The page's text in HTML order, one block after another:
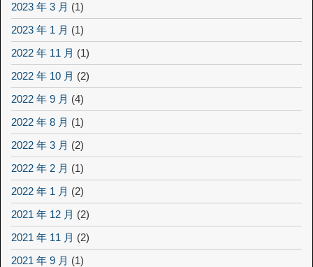
2023 年 3 月 (1)
2023 年 1 月 (1)
2022 年 11 月 (1)
2022 年 10 月 (2)
2022 年 9 月 (4)
2022 年 8 月 (1)
2022 年 3 月 (2)
2022 年 2 月 (1)
2022 年 1 月 (2)
2021 年 12 月 (2)
2021 年 11 月 (2)
2021 年 9 月 (1)